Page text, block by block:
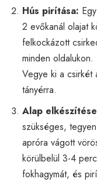
Hús pirítása:
2 evőkanál olajat
felkockázott
minden
Vegye ki a
tányérra.
Alap
szükséges,
apróra vágott
körülbelül 3-4
fokhagymát, és